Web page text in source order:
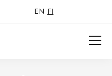
EN FI